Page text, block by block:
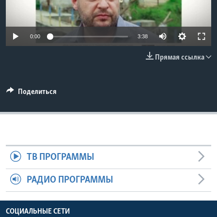
Learning English
Языки
0:00 3:38
Прямая ссылка
Поделиться
ТВ ПРОГРАММЫ
РАДИО ПРОГРАММЫ
СОЦИАЛЬНЫЕ СЕТИ